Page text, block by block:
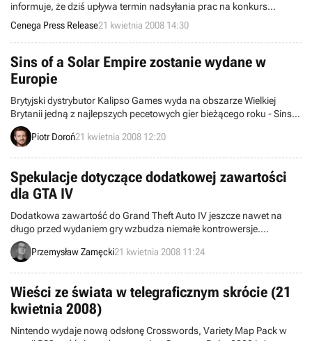
informuje, że dziś upływa termin nadsyłania prac na konkurs
„Poszukiwany Niko Bellić”. Dystrybutor gry podaje z satysfakcją, że
do tej pory nadesłano ponad 500 prac!
Cenega Press Release21 kwietnia 2008 14:30
Sins of a Solar Empire zostanie wydane w
Europie
Brytyjski dystrybutor Kalipso Games wyda na obszarze Wielkiej
Brytanii jedną z najlepszych pecetowych gier bieżącego roku - Sins
of a Solar Empire. Czy gra trafi także do Polski?
Piotr Doroń21 kwietnia 2008 12:20
Spekulacje dotyczące dodatkowej zawartości
dla GTA IV
Dodatkowa zawartość do Grand Theft Auto IV jeszcze nawet na
długo przed wydaniem gry wzbudza niemałe kontrowersje.
Microsoft wypłacił Rockstarowi nawet okrągłą sumkę pięćdziesięciu
milionów dolarów, co sugeruje, że raczej nie będziemy mieli do
zaczynają spekulować. Tak rodzi się plotka.
Przemysław Zamęcki21 kwietnia 2008 11:24
Wieści ze świata w telegraficznym skrócie (21
kwietnia 2008)
Nintendo wydaje nową odsłonę Crosswords, Variety Map Pack w